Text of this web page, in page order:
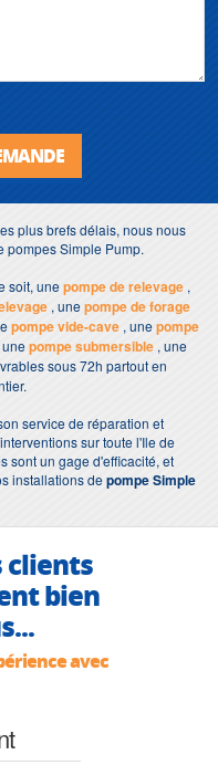
plus brefs délais, nous nous
pompes Simple Pump.
soit, unepompe de relevage ,
, unepompe de forage
pompe vide-cave , unepompe
unepompe submersible , une
sous 72h partout en
service de réparation et
sur toute l'Ile de
sont un gage d'efficacité, et
installations depompe Simple
clients
bien
avec